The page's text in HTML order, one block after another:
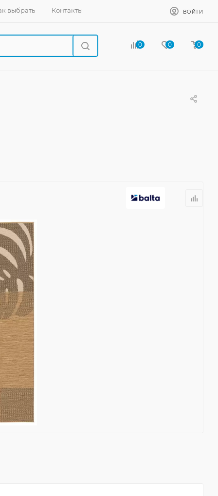
выбрать Контакты ВОЙТИ
0 0 0